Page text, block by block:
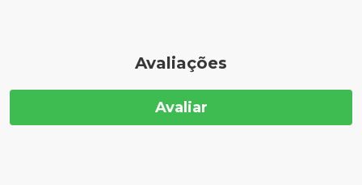
Avaliações
Avaliar